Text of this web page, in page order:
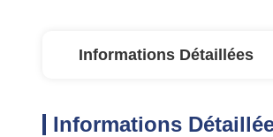
Informations Détaillées
Informations